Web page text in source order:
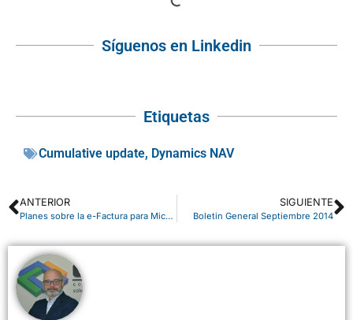
Síguenos en Linkedin
Etiquetas
Cumulative update, Dynamics NAV
ANTERIOR
Planes sobre la e-Factura para Microsoft Dynamics NAV
SIGUIENTE
Boletin General Septiembre 2014